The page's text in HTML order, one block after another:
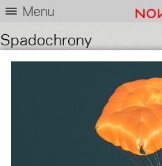
Menu
Spadochrony